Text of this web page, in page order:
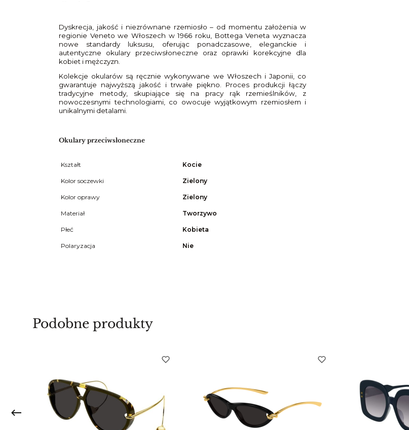
Dyskrecja, jakość i niezrównane rzemiosło – od momentu założenia w
regionie Veneto we Włoszech w 1966 roku, Bottega Veneta wyznacza
nowe standardy luksusu, oferując ponadczasowe, eleganckie i
autentyczne okulary przeciwsłoneczne oraz oprawki korekcyjne dla
kobiet i mężczyzn.
Kolekcje okularów są ręcznie wykonywane we Włoszech i Japonii, co
gwarantuje najwyższą jakość i trwałe piękno. Proces produkcji łączy
tradycyjne metody, skupiające się na pracy rąk rzemieślników, z
nowoczesnymi technologiami, co owocuje wyjątkowym rzemiosłem i
unikalnymi detalami.
Okulary przeciwsłoneczne
Kształt Kocie
Kolor soczewki Zielony
Kolor oprawy Zielony
Materiał Tworzywo
Płeć Kobieta
Polaryzacja Nie
Podobne produkty